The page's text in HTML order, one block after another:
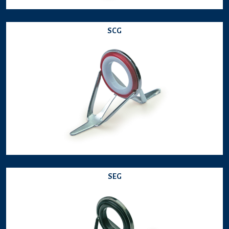
SCG
SEG